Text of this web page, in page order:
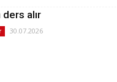
alır
30.07.2026